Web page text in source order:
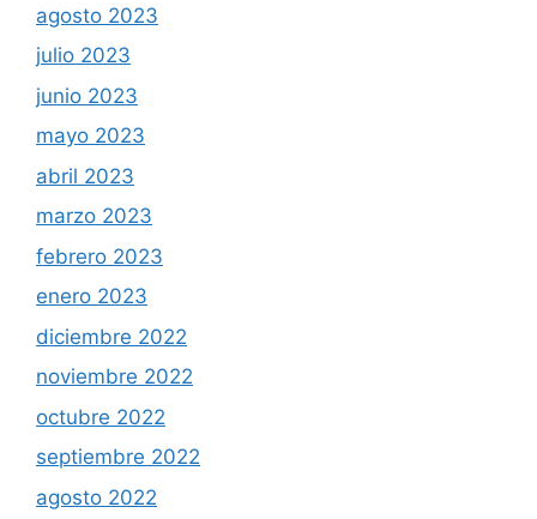
agosto 2023
julio 2023
junio 2023
mayo 2023
abril 2023
marzo 2023
febrero 2023
enero 2023
diciembre 2022
noviembre 2022
octubre 2022
septiembre 2022
agosto 2022